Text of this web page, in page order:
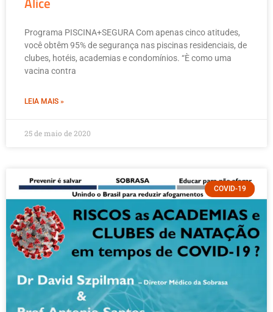
Programa PISCINA+SEGURA Com apenas cinco atitudes,
você obtêm 95% de segurança nas piscinas residenciais, de
clubes, hotéis, academias e condomínios. “È como uma
vacina contra
LEIA MAIS »
25 de maio de 2020
COVID-19